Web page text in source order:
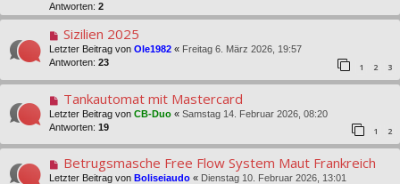
Antworten: 2
Sizilien 2025
Letzter Beitrag von Ole1982 « Freitag 6. März 2026, 19:57
Antworten: 23 1 2 3
Tankautomat mit Mastercard
Letzter Beitrag von CB-Duo « Samstag 14. Februar 2026, 08:20
Antworten: 19 1 2
Betrugsmasche Free Flow System Maut Frankreich
Letzter Beitrag von Boliseiaudo « Dienstag 10. Februar 2026, 13:01